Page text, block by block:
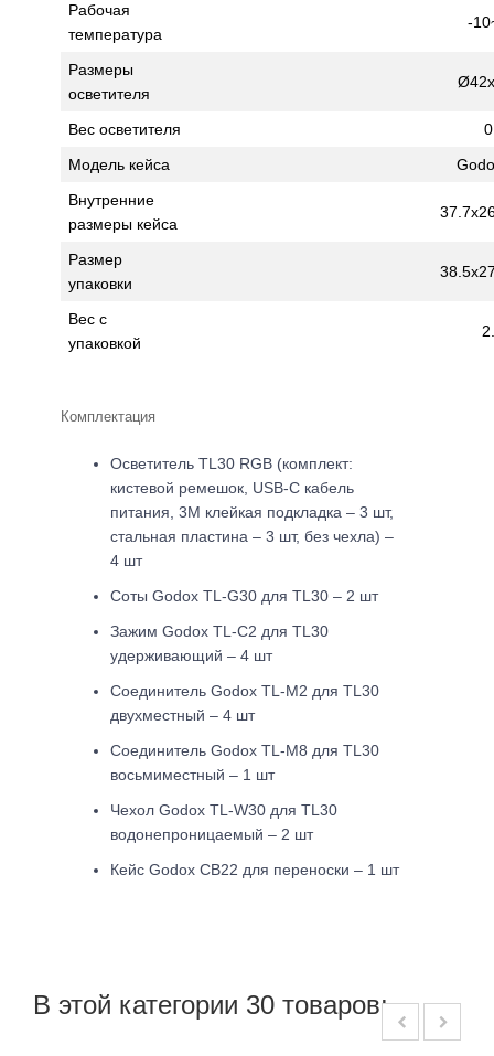
Рабочая
температура
-
Размеры
осветителя
Вес осветителя
Модель кейса
Внутренние
размеры кейса
Размер
упаковки
Вес с
упаковкой
Комплектация
Осветитель TL30 RGB (комплект:
кистевой ремешок, USB-C кабель
питания, 3М клейкая подкладка – 3 шт,
стальная пластина – 3 шт, без чехла) –
4 шт
Соты Godox TL-G30 для TL30 – 2 шт
Зажим Godox TL-C2 для TL30
удерживающий – 4 шт
Соединитель Godox TL-M2 для TL30
двухместный – 4 шт
Соединитель Godox TL-M8 для TL30
восьмиместный – 1 шт
Чехол Godox TL-W30 для TL30
водонепроницаемый – 2 шт
Кейс Godox CB22 для переноски – 1 шт
В этой категории 30 товаров: